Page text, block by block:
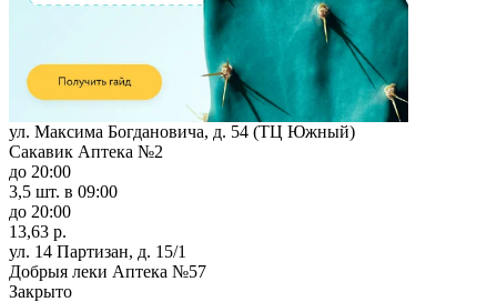
ул. Максима Богдановича, д. 54 (ТЦ Южный)
Сакавик Аптека №2
до 20:00
3,5 шт. в 09:00
до 20:00
13,63 р.
ул. 14 Партизан, д. 15/1
Добрыя леки Аптека №57
Закрыто